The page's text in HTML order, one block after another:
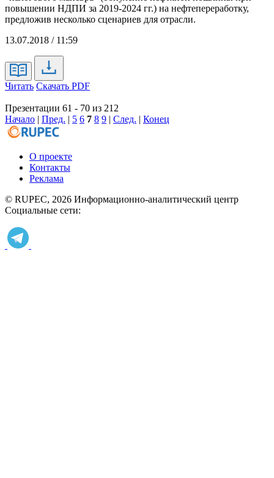
повышении НДПИ за 2019-2024 гг.) на нефтепереработку,
предложив несколько сценариев для отрасли.
13.07.2018 / 11:59
Читать Скачать PDF
Презентации 61 - 70 из 212
Начало | Пред. | 5 6 7 8 9 | След. | Конец
О проекте
Контакты
Реклама
© RUPEC, 2026 Информационно-аналитический центр
Социальные сети: